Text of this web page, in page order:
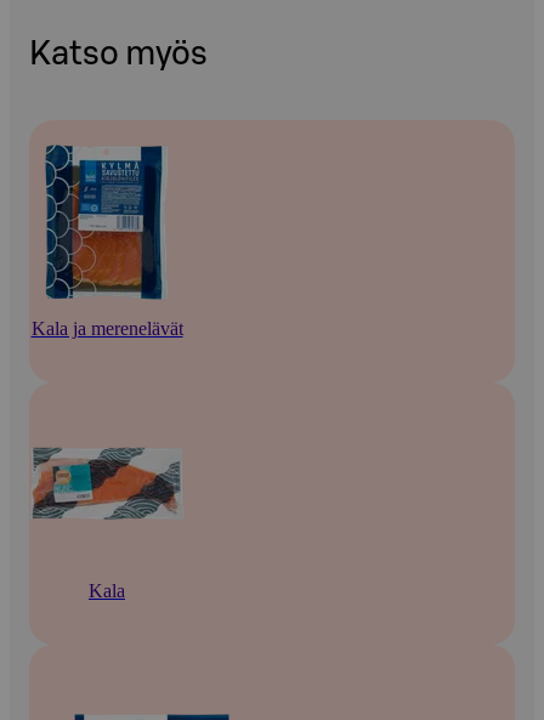
Katso myös
Kala ja merenelävät
Kala